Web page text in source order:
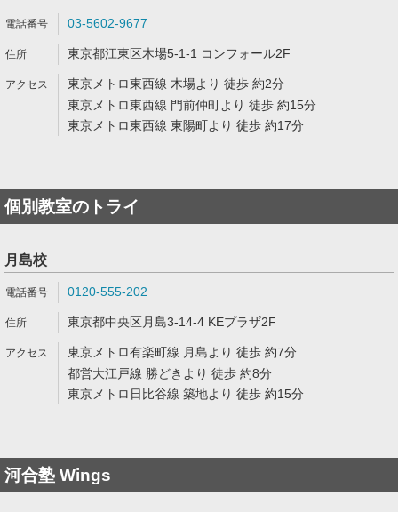
03-5602-9677
東京都江東区木場5-1-1 コンフォール2F
東京メトロ東西線 木場より 徒歩 約2分
東京メトロ東西線 門前仲町より 徒歩 約15分
東京メトロ東西線 東陽町より 徒歩 約17分
個別教室のトライ
月島校
0120-555-202
東京都中央区月島3-14-4 KEプラザ2F
東京メトロ有楽町線 月島より 徒歩 約7分
都営大江戸線 勝どきより 徒歩 約8分
東京メトロ日比谷線 築地より 徒歩 約15分
河合塾 Wings